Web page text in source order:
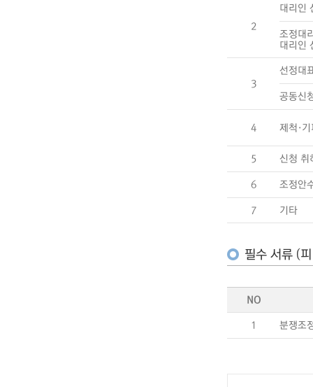
2
대리인
조정대
대리인
3
선정대
공동신
4 제척·
5 신청 취
6 조정안
7 기타
필수 서류 (
NO
1 분쟁조